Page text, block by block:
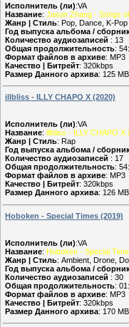
Исполнитель (ли):VA
Название: Jason Zhang - Songs
Жанр | Стиль: Pop, Dance, K-Pop
Год выпуска альбома /
Количество аудиозаписей : 13
Общая продолжительность:
Формат файлов в архиве: MP3
Качество | Битрейт: 320kbps
Размер Данного архива: 125 MB
illbliss - ILLY CHAPO X (2020)
Исполнитель (ли):VA
Название: illbliss - ILLY CHAPO X
Жанр | Стиль: Rap
Год выпуска альбома /
Количество аудиозаписей : 17
Общая продолжительность:
Формат файлов в архиве: MP3
Качество | Битрейт: 320kbps
Размер Данного архива: 126 MB
Hoboken - Special Times (2019)
Исполнитель (ли):VA
Название: Hoboken - Special
Жанр | Стиль: Ambient, Drone,
Год выпуска альбома /
Количество аудиозаписей : 30
Общая продолжительность:
Формат файлов в архиве: MP3
Качество | Битрейт: 320kbps
Размер Данного архива: 170 MB